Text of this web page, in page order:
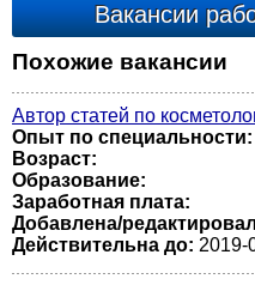
Вакансии
Похожие вакансии
Автор статей по
Опыт по специальности:
Возраст:
Образование:
Заработная плата:
Добавлена/
Действительна до: 2019-